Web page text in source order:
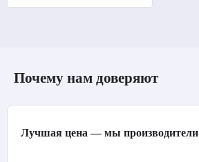
Почему нам доверяют
Лучшая цена — мы производители